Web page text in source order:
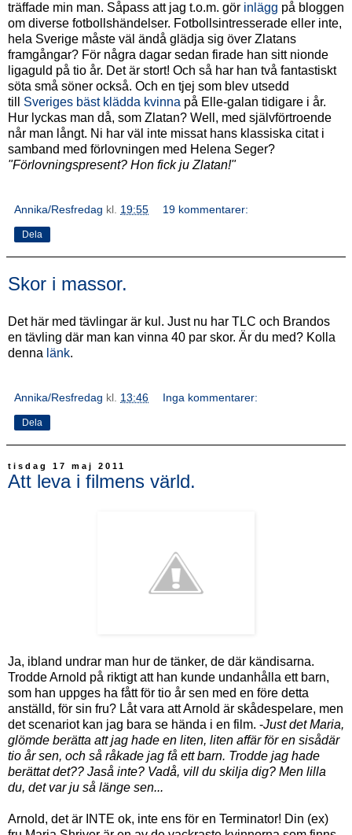
träffade min man. Såpass att jag t.o.m. gör inlägg på bloggen
om diverse fotbollshändelser. Fotbollsintresserade eller inte,
hela Sverige måste väl ändå glädja sig över Zlatans
framgångar? För några dagar sedan firade han sitt nionde
ligaguld på tio år. Det är stort! Och så har han två fantastiskt
söta små söner också. Och en tjej som blev utsedd
till Sveriges bäst klädda kvinna på Elle-galan tidigare i år.
Hur lyckas man då, som Zlatan? Well, med självförtroende
når man långt. Ni har väl inte missat hans klassiska citat i
samband med förlovningen med Helena Seger?
"Förlovningspresent? Hon fick ju Zlatan!"
Annika/Resfredag kl. 19:55 19 kommentarer:
Dela
Skor i massor.
Det här med tävlingar är kul. Just nu har TLC och Brandos
en tävling där man kan vinna 40 par skor. Är du med? Kolla
denna länk.
Annika/Resfredag kl. 13:46 Inga kommentarer:
Dela
tisdag 17 maj 2011
Att leva i filmens värld.
Ja, ibland undrar man hur de tänker, de där kändisarna.
Trodde Arnold på riktigt att han kunde undanhålla ett barn,
som han uppges ha fått för tio år sen med en före detta
anställd, för sin fru? Låt vara att Arnold är skådespelare, men
det scenariot kan jag bara se hända i en film. -Just det Maria,
glömde berätta att jag hade en liten, liten affär för en sisådär
tio år sen, och så råkade jag få ett barn. Trodde jag hade
berättat det?? Jaså inte? Vadå, vill du skilja dig? Men lilla
du, det var ju så länge sen...
Arnold, det är INTE ok, inte ens för en Terminator! Din (ex)